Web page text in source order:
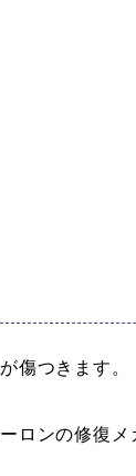
傷つきます。
ロンの修復